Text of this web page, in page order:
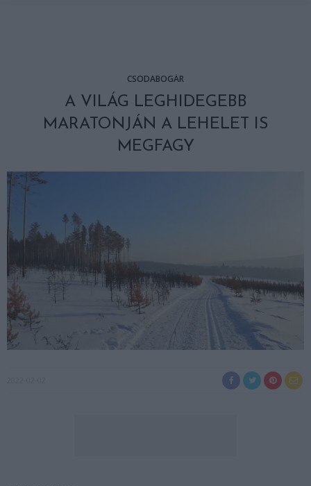
CSODABOGÁR
A VILÁG LEGHIDEGEBB
MARATONJÁN A LEHELET IS
MEGFAGY